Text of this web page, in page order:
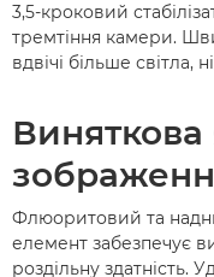
3,5-кроковий
тремтіння камери.
вдвічі більше світла,
Виняткова
Флюоритовий та
елемент забезпечує
роздільну здатність.